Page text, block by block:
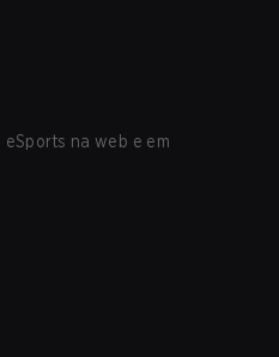
eSports na web e em